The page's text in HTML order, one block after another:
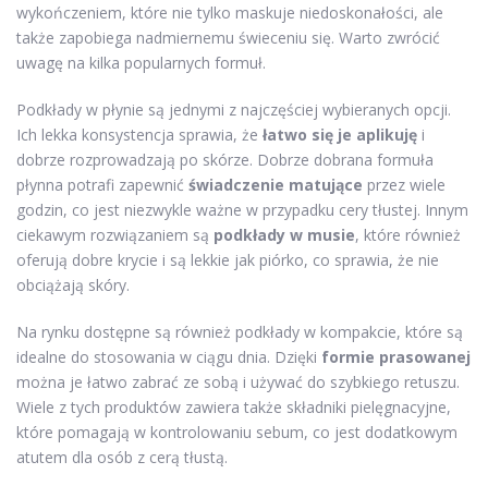
wykończeniem, które nie tylko maskuje niedoskonałości, ale
także zapobiega nadmiernemu świeceniu się. Warto zwrócić
uwagę na kilka popularnych formuł.
Podkłady w płynie są jednymi z najczęściej wybieranych opcji.
Ich lekka konsystencja sprawia, że łatwo się je aplikuję i
dobrze rozprowadzają po skórze. Dobrze dobrana formuła
płynna potrafi zapewnić świadczenie matujące przez wiele
godzin, co jest niezwykle ważne w przypadku cery tłustej. Innym
ciekawym rozwiązaniem są podkłady w musie, które również
oferują dobre krycie i są lekkie jak piórko, co sprawia, że nie
obciążają skóry.
Na rynku dostępne są również podkłady w kompakcie, które są
idealne do stosowania w ciągu dnia. Dzięki formie prasowanej
można je łatwo zabrać ze sobą i używać do szybkiego retuszu.
Wiele z tych produktów zawiera także składniki pielęgnacyjne,
które pomagają w kontrolowaniu sebum, co jest dodatkowym
atutem dla osób z cerą tłustą.